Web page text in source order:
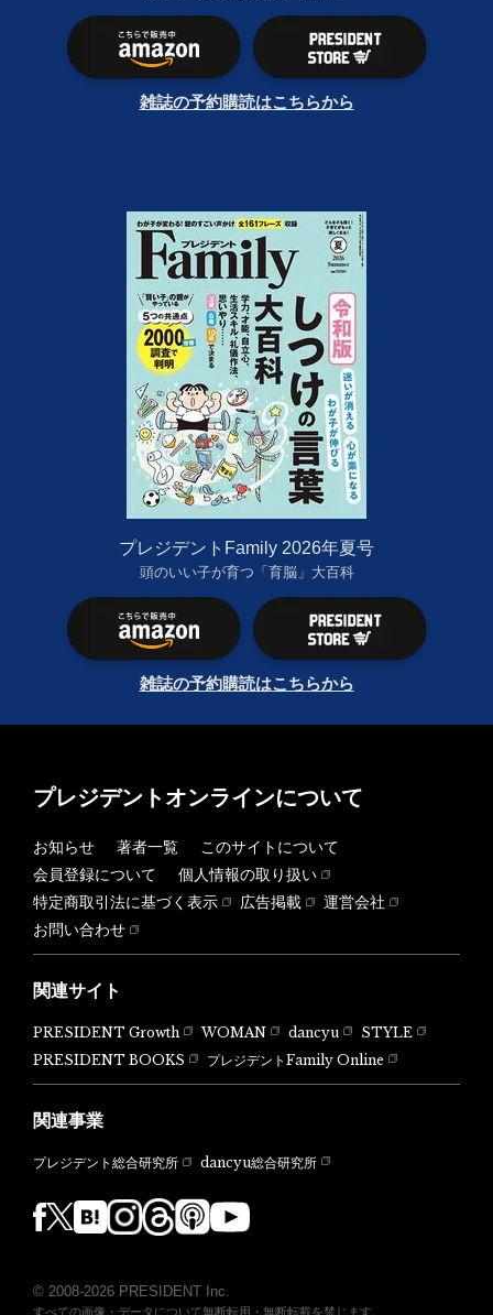
雑誌の予約購読はこちらから
プレジデントFamily 2026年夏号
頭のいい子が育つ「育脳」大百科
雑誌の予約購読はこちらから
プレジデントオンラインについて
お知らせ 著者一覧
このサイトについて
会員登録について
個人情報の取り扱い
特定商取引法に基づく表示
広告掲載
運営会社
お問い合わせ
関連サイト
PRESIDENT Growth WOMAN dancyu
STYLE
PRESIDENT BOOKS
プレジデントFamily Online
関連事業
プレジデント総合研究所 dancyu総合研究所
© 2008-2026 PRESIDENT Inc.
すべての画像・データについて無断転用・無断転載を禁じます。